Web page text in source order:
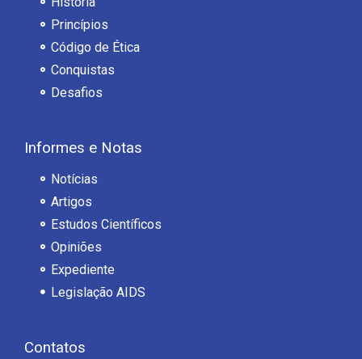
Princípios
Código de Ética
Conquistas
Desafios
Informes e Notas
Notícias
Artigos
Estudos Científicos
Opiniões
Expediente
Legislação AIDS
Contatos